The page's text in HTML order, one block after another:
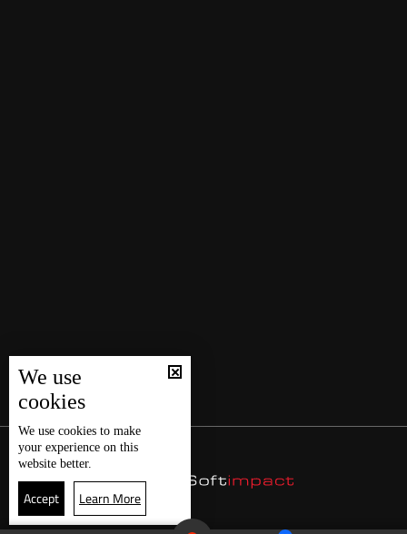
We use
cookies
We use cookies to make
your experience on this
website better.
Accept Learn More